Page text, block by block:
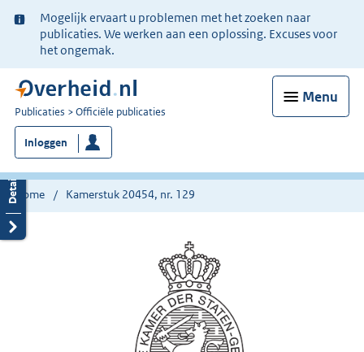
Ter
informatie:
Mogelijk ervaart u problemen met het zoeken naar
publicaties. We werken aan een oplossing. Excuses voor
het ongemak.
Menu
U
bent
nu
hier:
Publicaties Officiële publicaties
Inloggen
Home Kamerstuk 20454, nr. 129